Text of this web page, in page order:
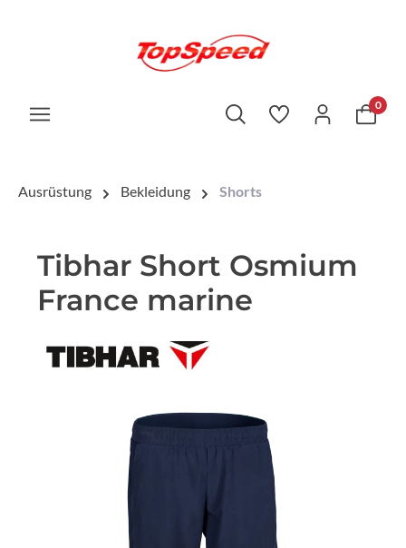
0
Ausrüstung Bekleidung Shorts
Tibhar Short Osmium
France marine
Bildergalerie überspringen